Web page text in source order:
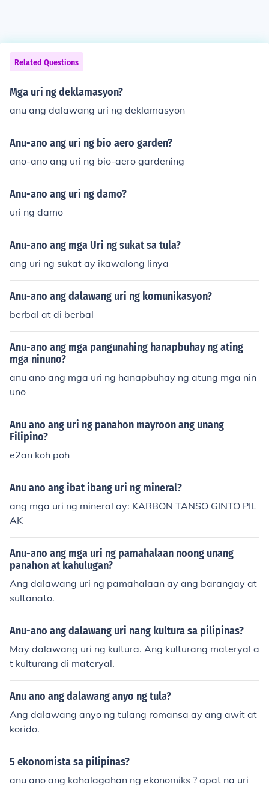
Related Questions
Mga uri ng deklamasyon?
anu ang dalawang uri ng deklamasyon
Anu-ano ang uri ng bio aero garden?
ano-ano ang uri ng bio-aero gardening
Anu-ano ang uri ng damo?
uri ng damo
Anu-ano ang mga Uri ng sukat sa tula?
ang uri ng sukat ay ikawalong linya
Anu-ano ang dalawang uri ng komunikasyon?
berbal at di berbal
Anu-ano ang mga pangunahing hanapbuhay ng ating
mga ninuno?
anu ano ang mga uri ng hanapbuhay ng atung mga nin
uno
Anu ano ang uri ng panahon mayroon ang unang
Filipino?
e2an koh poh
Anu ano ang ibat ibang uri ng mineral?
ang mga uri ng mineral ay: KARBON TANSO GINTO PIL
AK
Anu-ano ang mga uri ng pamahalaan noong unang
panahon at kahulugan?
Ang dalawang uri ng pamahalaan ay ang barangay at
sultanato.
Anu-ano ang dalawang uri nang kultura sa pilipinas?
May dalawang uri ng kultura. Ang kulturang materyal a
t kulturang di materyal.
Anu ano ang dalawang anyo ng tula?
Ang dalawang anyo ng tulang romansa ay ang awit at
korido.
5 ekonomista sa pilipinas?
anu ano ang kahalagahan ng ekonomiks ? apat na uri